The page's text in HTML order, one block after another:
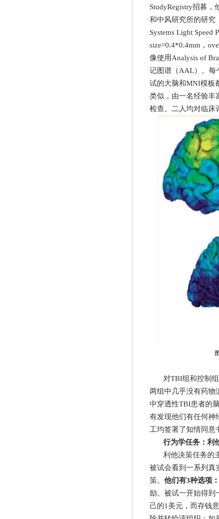
StudyRegistry招募，
和中风研究所的研究
Systems Light Speed
size=0.4*0.4mm ，
像使用Analysis of
记图谱（AAL）。每
试的大脑和MNI模板
类似，由一名经验丰
检查。二人均对临床
对TBI组和控制
两组中几乎没有药物
中穿透性TBI患者的
有发现他们有任何神
工均签署了知情同意
行为学任务：利
利他决策任务的
被试会看到一系列真
策。 他们有3种选项：
励。被试一开始得到
己的1 美元，而存钱